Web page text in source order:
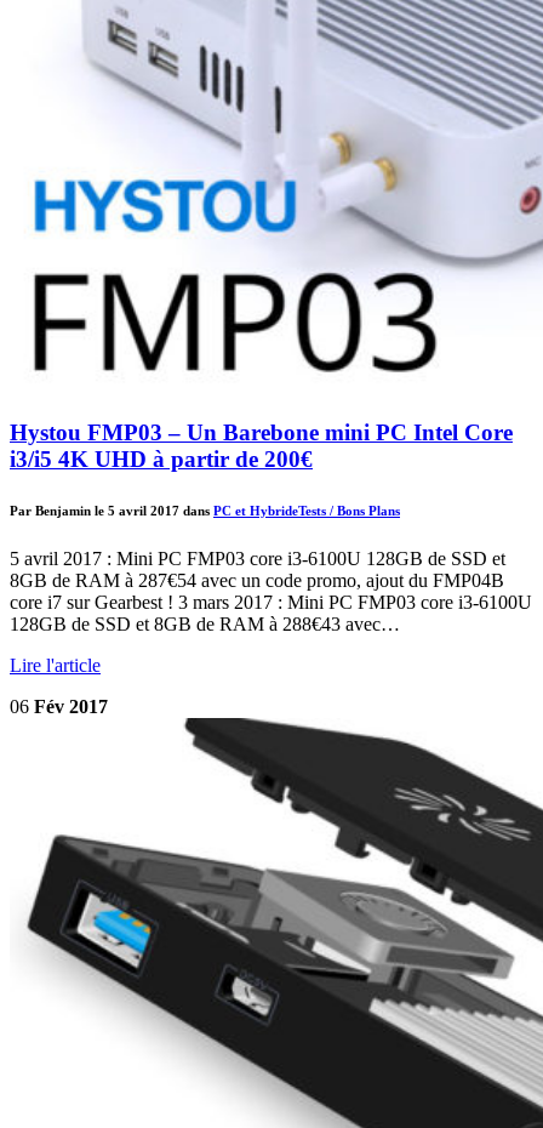
Hystou FMP03 – Un Barebone mini PC Intel Core
i3/i5 4K UHD à partir de 200€
Par Benjamin le 5 avril 2017 dans PC et HybrideTests / Bons Plans
5 avril 2017 : Mini PC FMP03 core i3-6100U 128GB de SSD et
8GB de RAM à 287€54 avec un code promo, ajout du FMP04B
core i7 sur Gearbest ! 3 mars 2017 : Mini PC FMP03 core i3-6100U
128GB de SSD et 8GB de RAM à 288€43 avec…
Lire l'article
06 Fév 2017